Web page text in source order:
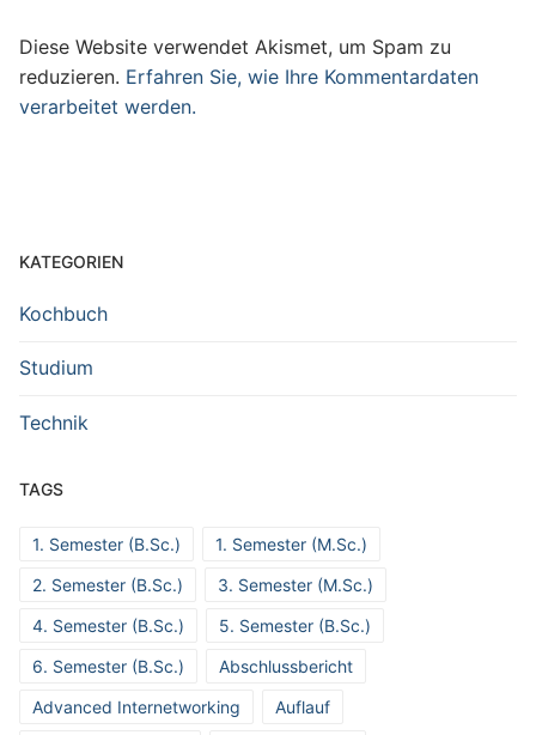
Diese Website verwendet Akismet, um Spam zu
reduzieren. Erfahren Sie, wie Ihre Kommentardaten
verarbeitet werden.
KATEGORIEN
Kochbuch
Studium
Technik
TAGS
1. Semester (B.Sc.)
1. Semester (M.Sc.)
2. Semester (B.Sc.)
3. Semester (M.Sc.)
4. Semester (B.Sc.)
5. Semester (B.Sc.)
6. Semester (B.Sc.)
Abschlussbericht
Advanced Internetworking
Auflauf